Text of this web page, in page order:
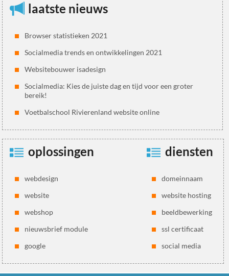
laatste nieuws
Browser statistieken 2021
Socialmedia trends en ontwikkelingen 2021
Websitebouwer isadesign
Socialmedia: Kies de juiste dag en tijd voor een groter
bereik!
Voetbalschool Rivierenland website online
oplossingen
webdesign
website
webshop
nieuwsbrief module
google
diensten
domeinnaam
website hosting
beeldbewerking
ssl certificaat
social media